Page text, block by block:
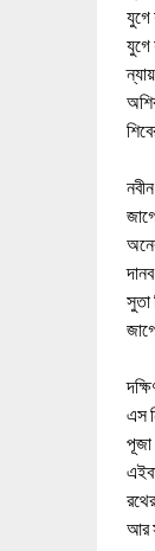
যুগে
যুগে
সুতা
এস
পূজা
আর